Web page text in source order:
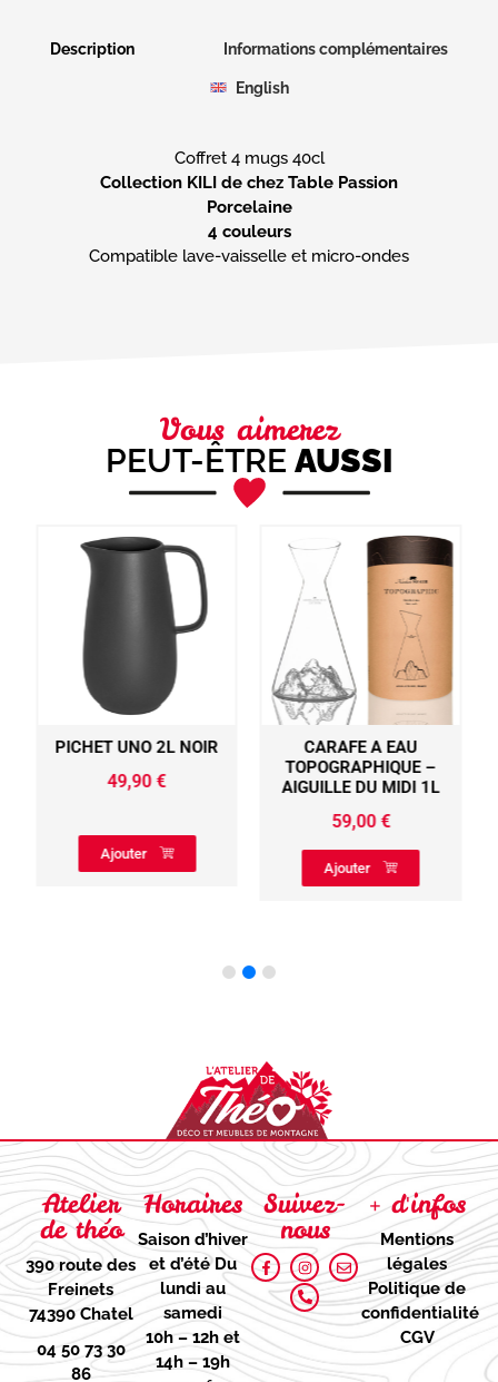
Description Informations complémentaires
English
Coffret 4 mugs 40cl
Collection KILI de chez Table Passion
Porcelaine
4 couleurs
Compatible lave-vaisselle et micro-ondes
Vous aimerez
PEUT-ÊTRE AUSSI
PICHET UNO 2L NOIR
49,90€
Ajouter
CARAFE A EAU
TOPOGRAPHIQUE –
AIGUILLE DU MIDI 1L
59,00€
Ajouter
Atelier
de théo
390 route des
Freinets
74390 Chatel
04 50 73 30
86
Horaires
Saison d’hiver
et d’étéDu
lundi au
samedi
10h – 12h et
14h – 19h
Suivez-
nous
+ d'infos
Mentions
légales
Politique de
confidentialité
CGV